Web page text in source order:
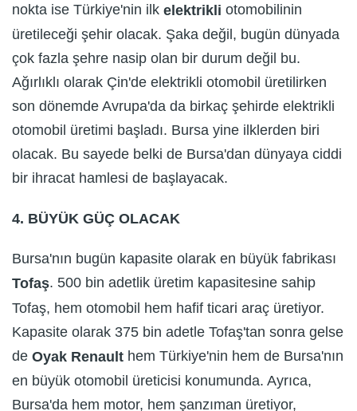
nokta ise Türkiye'nin ilk elektrikli otomobilinin
üretileceği şehir olacak. Şaka değil, bugün dünyada
çok fazla şehre nasip olan bir durum değil bu.
Ağırlıklı olarak Çin'de elektrikli otomobil üretilirken
son dönemde Avrupa'da da birkaç şehirde elektrikli
otomobil üretimi başladı. Bursa yine ilklerden biri
olacak. Bu sayede belki de Bursa'dan dünyaya ciddi
bir ihracat hamlesi de başlayacak.
4. BÜYÜK GÜÇ OLACAK
Bursa'nın bugün kapasite olarak en büyük fabrikası
Tofaş. 500 bin adetlik üretim kapasitesine sahip
Tofaş, hem otomobil hem hafif ticari araç üretiyor.
Kapasite olarak 375 bin adetle Tofaş'tan sonra gelse
de Oyak Renault hem Türkiye'nin hem de Bursa'nın
en büyük otomobil üreticisi konumunda. Ayrıca,
Bursa'da hem motor, hem şanzıman üretiyor,